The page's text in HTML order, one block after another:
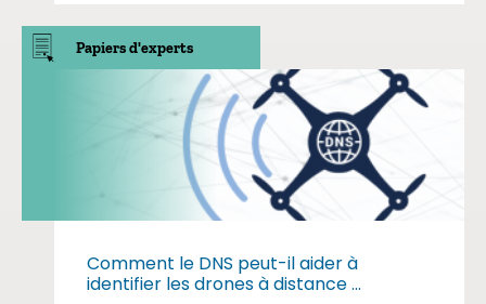
Papiers d'experts
Comment le DNS peut-il aider à
identifier les drones à distance ...